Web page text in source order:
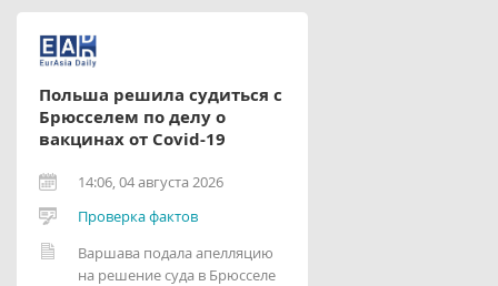
Польша решила судиться с
Брюсселем по делу о
вакцинах от Covid-19
14:06, 04 августа 2026
Проверка фактов
Варшава подала апелляцию
на решение суда в Брюсселе